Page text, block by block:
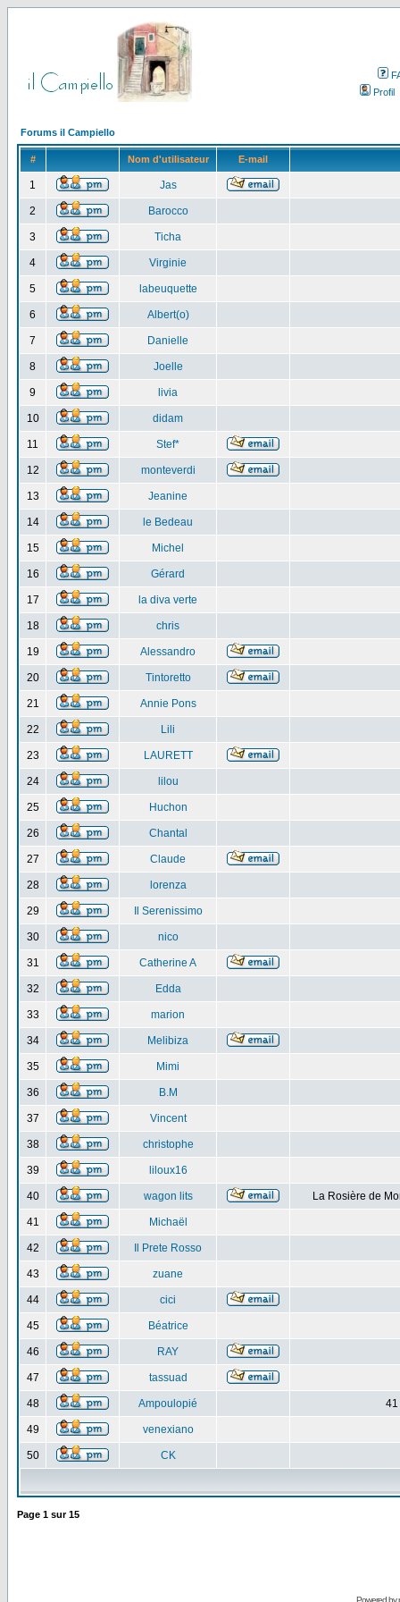
Profil
Forums il Campiello
# Nom d'utilisateur E-mail
1 Jas
2 Barocco
3 Ticha
4 Virginie
5 labeuquette
6 Albert(o)
7 Danielle
8 Joelle
9 livia
10 didam
11 Stef*
12 monteverdi
13 Jeanine
14 le Bedeau
15 Michel
16 Gérard
17 la diva verte
18 chris
19 Alessandro
20 Tintoretto
21 Annie Pons
22 Lili
23 LAURETT
24 lilou
25 Huchon
26 Chantal
27 Claude
28 lorenza
29 Il Serenissimo
30 nico
31 Catherine A
32 Edda
33 marion
34 Melibiza
35 Mimi
36 B.M
37 Vincent
38 christophe
39 liloux16
40 wagon lits La Rosière de
41 Michaël
42 Il Prete Rosso
43 zuane
44 cici
45 Béatrice
46 RAY
47 tassuad
48 Ampoulopié 41
49 venexiano
50 CK
Page 1 sur15
Powered by